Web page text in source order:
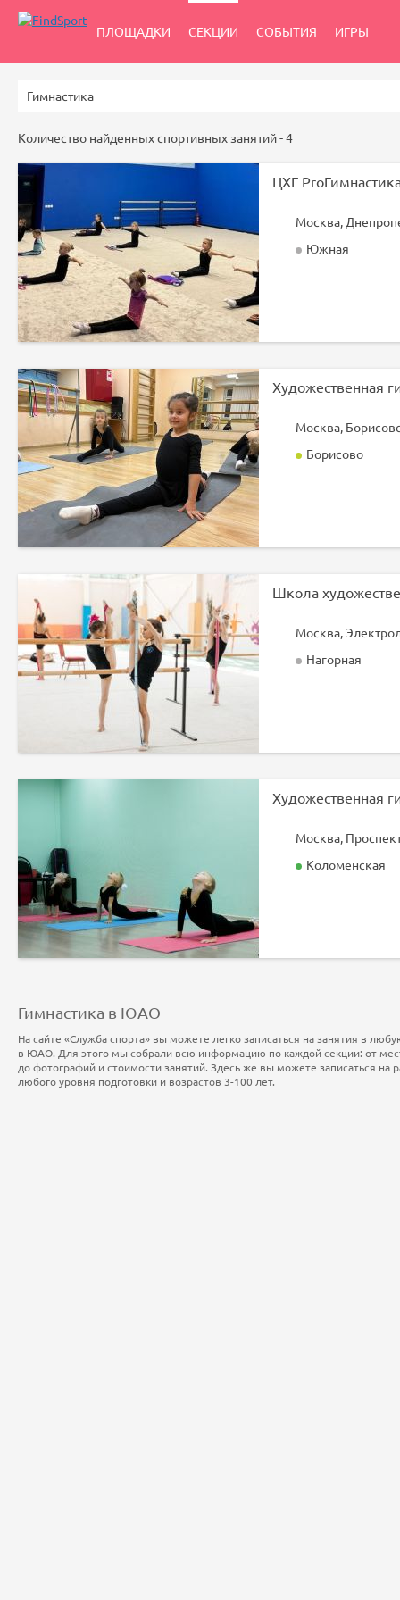
ПЛОЩАДКИ СЕКЦИИ СОБЫТИЯ ИГРЫ
Гимнастика в ЮАО
На сайте «Служба спорта» вы можете легко записаться на занятия в
в ЮАО. Для этого мы собрали всю информацию по каждой секции: от
до фотографий и стоимости занятий. Здесь же вы можете записаться на
любого уровня подготовки и возрастов 3-100 лет.
Количество найденных спортивных занятий -4
Москва,
Южная
Борисово
Нагорная
Москва,
Коломенская